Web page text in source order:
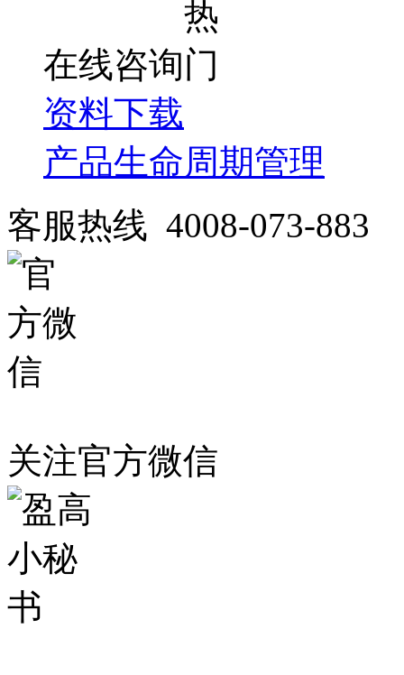
在线咨询
资料下载
产品生命周期管理
客服热线 4008-073-883
关注官方微信